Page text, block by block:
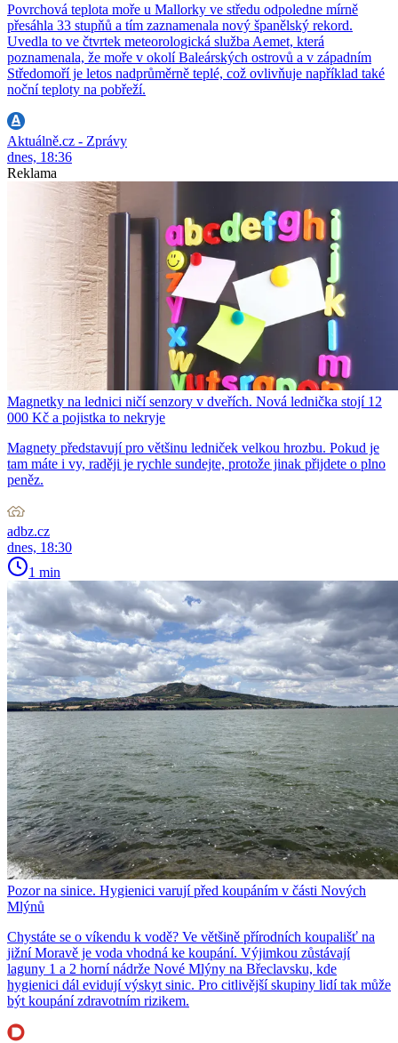
Povrchová teplota moře u Mallorky ve středu odpoledne mírně
přesáhla 33 stupňů a tím zaznamenala nový španělský rekord.
Uvedla to ve čtvrtek meteorologická služba Aemet, která
poznamenala, že moře v okolí Baleárských ostrovů a v západním
Středomoří je letos nadprůměrně teplé, což ovlivňuje například také
noční teploty na pobřeží.
Aktuálně.cz - Zprávy
dnes, 18:36
Reklama
Magnetky na lednici ničí senzory v dveřích. Nová lednička stojí 12
000 Kč a pojistka to nekryje
Magnety představují pro většinu ledniček velkou hrozbu. Pokud je
tam máte i vy, raději je rychle sundejte, protože jinak přijdete o plno
peněz.
adbz.cz
dnes, 18:30
1 min
Pozor na sinice. Hygienici varují před koupáním v části Nových
Mlýnů
Chystáte se o víkendu k vodě? Ve většině přírodních koupališť na
jižní Moravě je voda vhodná ke koupání. Výjimkou zůstávají
laguny 1 a 2 horní nádrže Nové Mlýny na Břeclavsku, kde
hygienici dál evidují výskyt sinic. Pro citlivější skupiny lidí tak může
být koupání zdravotním rizikem.